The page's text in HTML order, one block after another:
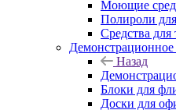
Моющие
Полироли
Средства для
Демонстрационное
Назад
Блоки для
Доски для